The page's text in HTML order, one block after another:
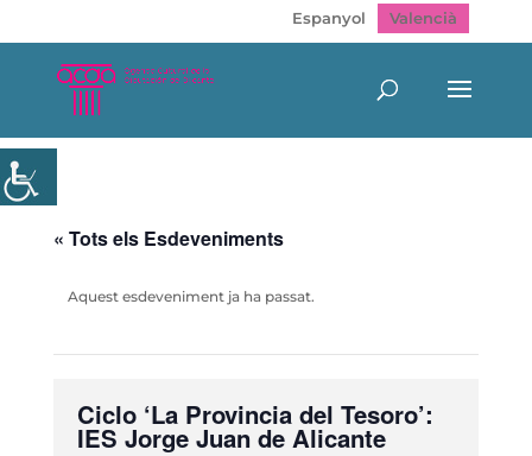
Espanyol Valencià
« Tots els Esdeveniments
Aquest esdeveniment ja ha passat.
Ciclo ‘La Provincia del Tesoro’:
IES Jorge Juan de Alicante